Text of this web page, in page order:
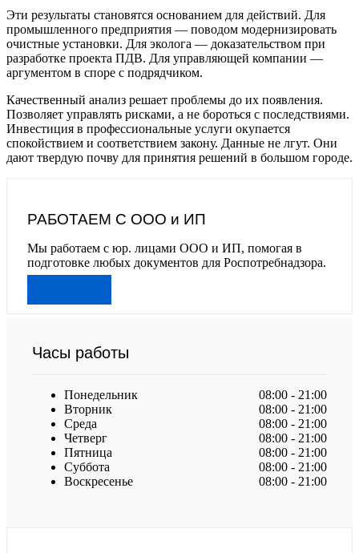
Эти результаты становятся основанием для действий. Для
промышленного предприятия — поводом модернизировать
очистные установки. Для эколога — доказательством при
разработке проекта ПДВ. Для управляющей компании —
аргументом в споре с подрядчиком.
Качественный анализ решает проблемы до их появления.
Позволяет управлять рисками, а не бороться с последствиями.
Инвестиция в профессиональные услуги окупается
спокойствием и соответствием закону. Данные не лгут. Они
дают твердую почву для принятия решений в большом городе.
РАБОТАЕМ С ООО и ИП
Мы работаем с юр. лицами ООО и ИП, помогая в
подготовке любых документов для Роспотребнадзора.
Часы работы
Понедельник
08:00 - 21:00
Вторник
08:00 - 21:00
Среда
08:00 - 21:00
Четверг
08:00 - 21:00
Пятница
08:00 - 21:00
Суббота
08:00 - 21:00
Воскресенье
08:00 - 21:00